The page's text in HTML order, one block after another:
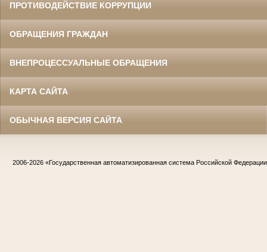
ПРОТИВОДЕЙСТВИЕ КОРРУПЦИИ
ОБРАЩЕНИЯ ГРАЖДАН
ВНЕПРОЦЕССУАЛЬНЫЕ ОБРАЩЕНИЯ
КАРТА САЙТА
ОБЫЧНАЯ ВЕРСИЯ САЙТА
2006-2026 «Государственная автоматизированная система Российской